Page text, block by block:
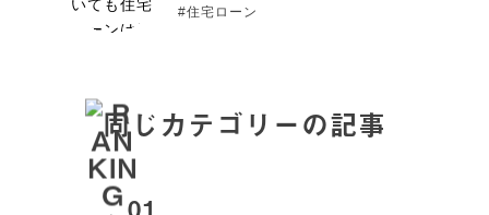
#住宅ローン
同じカテゴリーの記事